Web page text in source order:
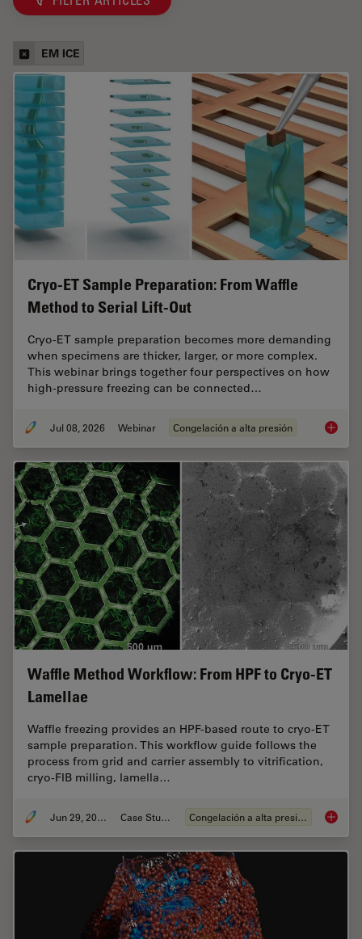
EM ICE
Cryo-ET Sample Preparation: From Waffle
Method to Serial Lift-Out
Cryo-ET sample preparation becomes more demanding
when specimens are thicker, larger, or more complex.
This webinar brings together four perspectives on how
high-pressure freezing can be connected…
Jul 08, 2026 Webinar Congelación a alta presión Cryo-
Waffle Method Workflow: From HPF to Cryo-ET
Lamellae
Waffle freezing provides an HPF-based route to cryo-ET
sample preparation. This workflow guide follows the
process from grid and carrier assembly to vitrification,
cryo-FIB milling, lamella…
Jun 29, 2026 Case Study Congelación a alta presión Waffle